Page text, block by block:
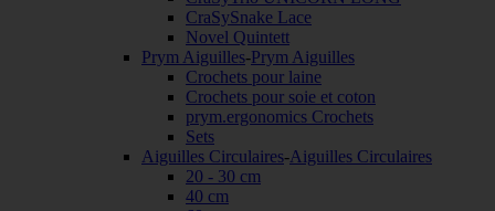
CraSySnake Lace
Novel Quintett
Prym Aiguilles-Prym Aiguilles
Crochets pour laine
Crochets pour soie et coton
prym.ergonomics Crochets
Sets
Aiguilles Circulaires-Aiguilles Circulaires
20 - 30 cm
40 cm